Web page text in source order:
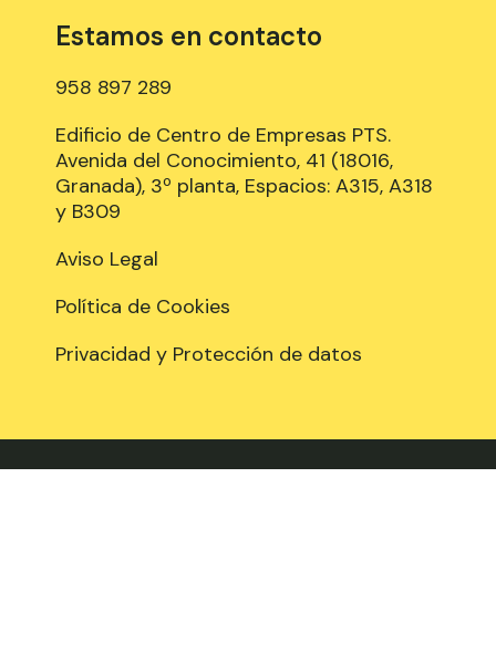
Estamos en contacto
958 897 289
Edificio de Centro de Empresas PTS.
Avenida del Conocimiento, 41 (18016,
Granada), 3º planta, Espacios: A315, A318
y B309
Aviso Legal
Política de Cookies
Privacidad y Protección de datos